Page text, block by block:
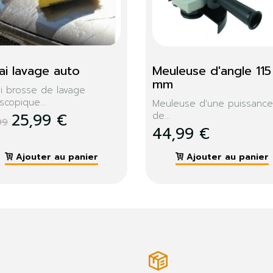
range-vélo 4
en acier de
€
Ajouter au panier
Sifflets Ultrasons
X4
Installez des sifflets à
ultrasons...
7,99 €
Ajouter au panier